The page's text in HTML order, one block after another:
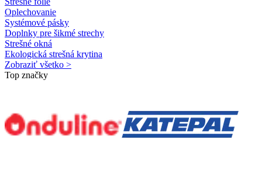
Oplechovanie
Systémové pásky
Doplnky pre šikmé strechy
Strešné okná
Ekologická strešná krytina
Zobraziť všetko >
Top značky